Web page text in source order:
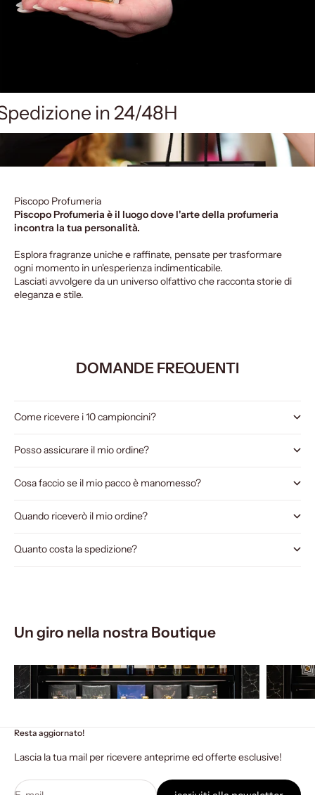
in 24/48H
Piscopo Profumeria
Piscopo Profumeria è il luogo dove l'arte della profumeria
incontra la tua personalità.
Esplora fragranze uniche e raffinate, pensate per trasformare
ogni momento in un'esperienza indimenticabile.
Lasciati avvolgere da un universo olfattivo che racconta storie di
eleganza e stile.
DOMANDE FREQUENTI
Come ricevere i 10 campioncini?
Posso assicurare il mio ordine?
Cosa faccio se il mio pacco è manomesso?
Quando riceverò il mio ordine?
Quanto costa la spedizione?
Un giro nella nostra Boutique
Resta aggiornato!
Lascia la tua mail per ricevere anteprime ed offerte esclusive!